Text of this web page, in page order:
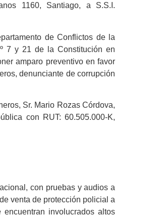
1160, Santiago, a S.S.I.
de Conflictos de la
7 y 21 de la Constitución en
amparo preventivo en favor
denunciante de corrupción
Sr. Mario Rozas Córdova,
con RUT: 60.505.000-K,
con pruebas y audios a
venta de protección policial a
involucrados altos